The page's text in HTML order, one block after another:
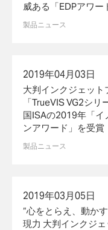
威ある「EDPアワー
製品ニュース
2019年04月03日
大判インクジェット
「TrueVIS VG2シリ
国ISAの2019年「イ
ンアワード」を受賞
製品ニュース
2019年03月05日
“心をとらえ、動か
現力 大判インクジ